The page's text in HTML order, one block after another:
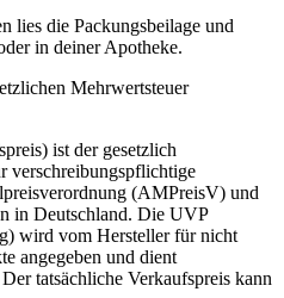
lies die Packungsbeilage und
in deiner Apotheke.
Mehrwertsteuer
ist der gesetzlich
verschreibungspflichtige
(AMPreisV) und
in Deutschland. Die UVP
wird vom Hersteller für nicht
angegeben und dient
tatsächliche Verkaufspreis kann